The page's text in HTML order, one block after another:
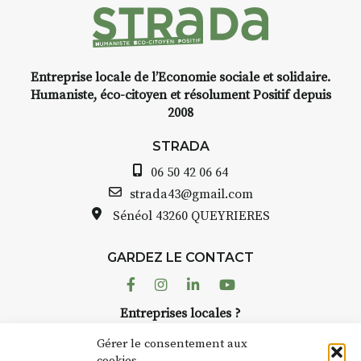
Gérer le consentement aux
INTERVIEW
avez ouvert une galerie à
Auzon…
Bernard TURLE Le Fumoir n’est
pas une galerie permanente.
AuzonToujours organise
dans le village. Des artistes et
caves, les granges d’Auzon. Le
Fumoir est l’un de ces espaces
Entreprise locale de l’Economie sociale et solidaire.
Humaniste, éco-citoyen et résolument Positif depuis
2008
STRADA
06 50 42 06 64
strada43@gmail.com
Sénéol 43260 QUEYRIERES
GARDEZ LE CONTACT
FacebookInstagram
LinkedinYoutube
Entreprises locales ?